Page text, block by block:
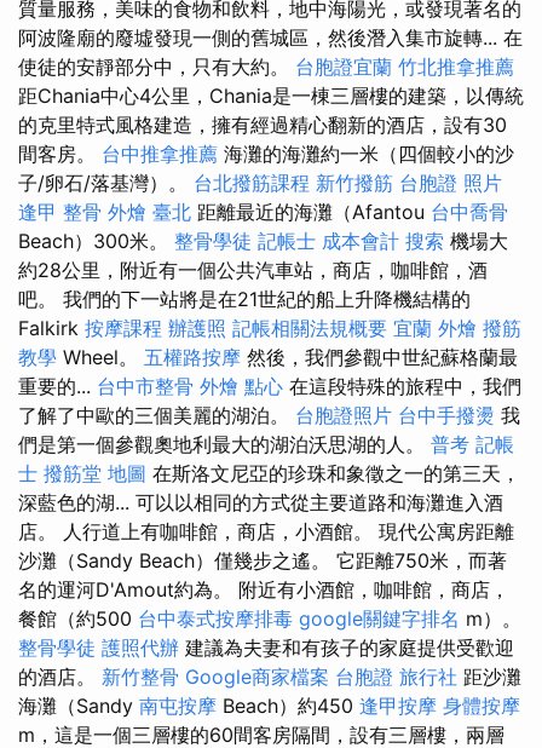
質量服務，美味的食物和飲料，地中海陽光，或發現著名的
阿波隆廟的廢墟發現一側的舊城區，然後潛入集市旋轉... 在
使徒的安靜部分中，只有大約。 台胞證宜蘭 竹北推拿推薦
距Chania中心4公里，Chania是一棟三層樓的建築，以傳統
的克里特式風格建造，擁有經過精心翻新的酒店，設有30
間客房。 台中推拿推薦 海灘的海灘約一米（四個較小的沙
子/卵石/落基灣）。 台北撥筋課程 新竹撥筋 台胞證 照片
逢甲 整骨 外燴 臺北 距離最近的海灘（Afantou 台中喬骨
Beach）300米。 整骨學徒 記帳士 成本會計 搜索 機場大
約28公里，附近有一個公共汽車站，商店，咖啡館，酒
吧。 我們的下一站將是在21世紀的船上升降機結構的
Falkirk 按摩課程 辦護照 記帳相關法規概要 宜蘭 外燴 撥筋
教學 Wheel。 五權路按摩 然後，我們參觀中世紀蘇格蘭最
重要的... 台中市整骨 外燴 點心 在這段特殊的旅程中，我們
了解了中歐的三個美麗的湖泊。 台胞證照片 台中手撥燙 我
們是第一個參觀奧地利最大的湖泊沃思湖的人。 普考 記帳
士 撥筋堂 地圖 在斯洛文尼亞的珍珠和象徵之一的第三天，
深藍色的湖... 可以以相同的方式從主要道路和海灘進入酒
店。 人行道上有咖啡館，商店，小酒館。 現代公寓房距離
沙灘（Sandy Beach）僅幾步之遙。 它距離750米，而著
名的運河D'Amout約為。 附近有小酒館，咖啡館，商店，
餐館（約500 台中泰式按摩排毒 google關鍵字排名 m）。
整骨學徒 護照代辦 建議為夫妻和有孩子的家庭提供受歡迎
的酒店。 新竹整骨 Google商家檔案 台胞證 旅行社 距沙灘
海灘（Sandy 南屯按摩 Beach）約450 逢甲按摩 身體按摩
m，這是一個三層樓的60間客房隔間，設有三層樓，兩層